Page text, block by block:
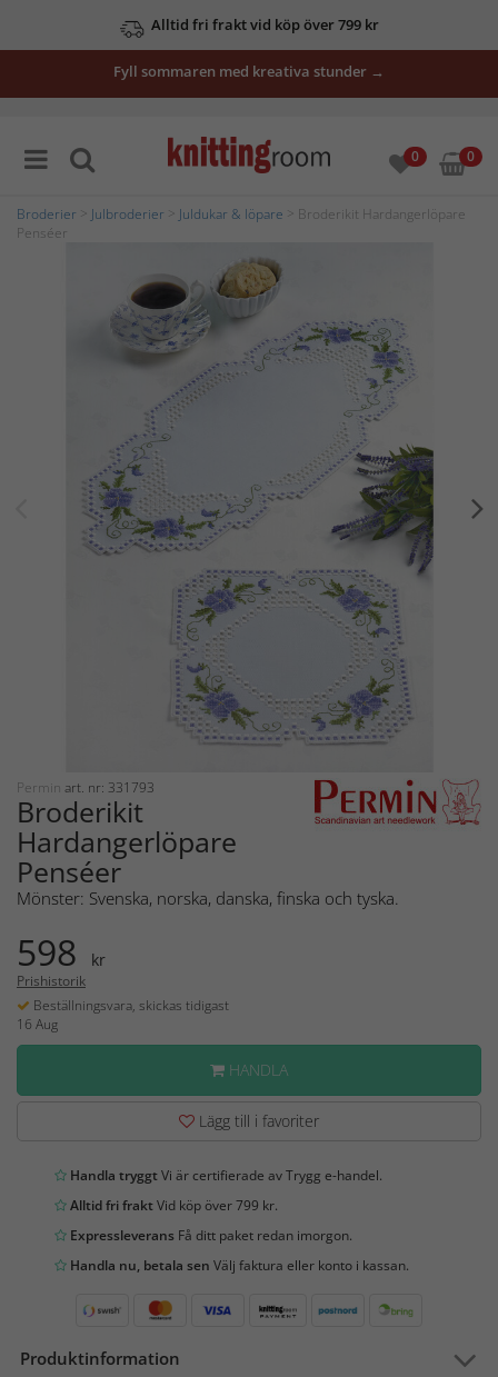
Alltid fri frakt vid köp över 799 kr
Fyll sommaren med kreativa stunder →
0 0
Broderier Julbroderier Juldukar & löpare > Broderikit Hardangerlöpare
Penséer
Permin art. nr: 331793
Broderikit
Hardangerlöpare
Penséer
Mönster: Svenska, norska, danska, finska och tyska.
598 kr
Prishistorik
Beställningsvara, skickas tidigast
16 Aug
HANDLA
Lägg till i favoriter
Handla tryggtVi är certifierade av Trygg e-handel.
Alltid fri fraktVid köp över 799 kr.
Expressleverans Få ditt paket redan imorgon.
Handla nu, betala sen Välj faktura eller konto i kassan.
Produktinformation